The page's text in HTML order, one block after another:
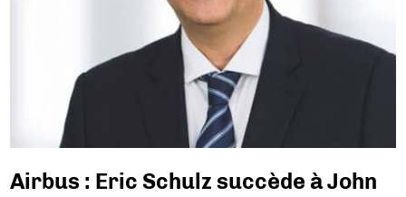
Airbus : Eric Schulz succède à John